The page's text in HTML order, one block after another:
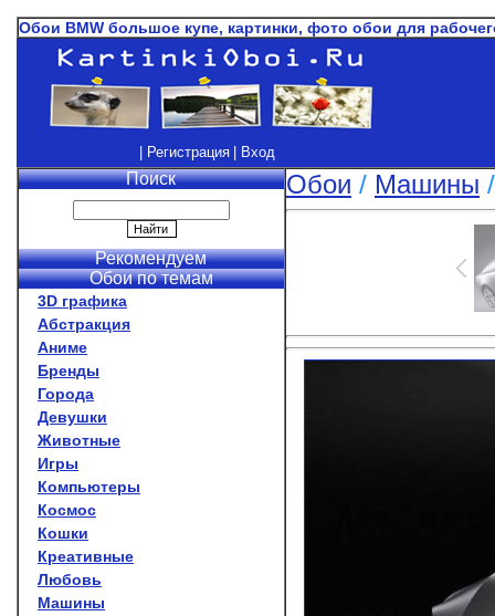
Обои BMW большое купе, картинки, фото обои для
| Регистрация | Вход
Поиск
Рекомендуем
Обои по темам
3D графика
Абстракция
Аниме
Бренды
Города
Девушки
Животные
Игры
Компьютеры
Космос
Кошки
Креативные
Любовь
Машины
Обои / Машины